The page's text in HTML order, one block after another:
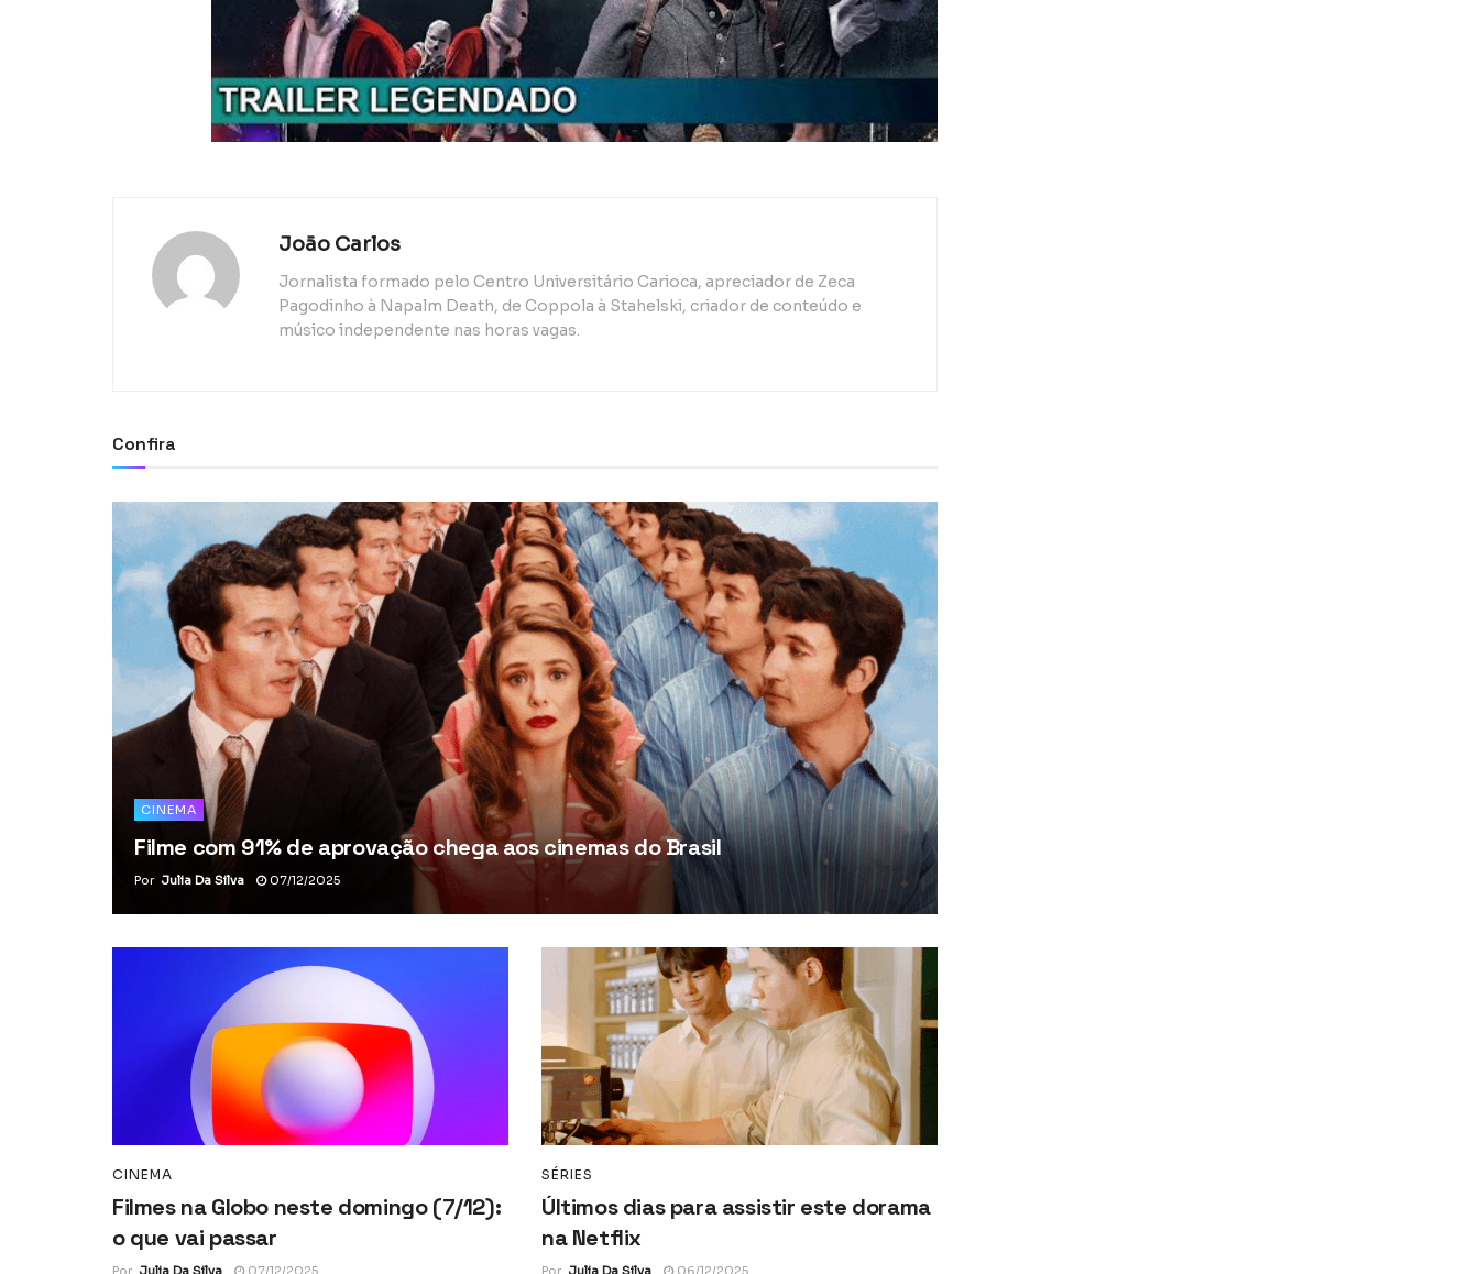
João Carlos
Jornalista formado pelo Centro Universitário Carioca, apreciador de Zeca
Pagodinho à Napalm Death, de Coppola à Stahelski, criador de conteúdo e
músico independente nas horas vagas.
Confira
CINEMA
Filme com 91% de aprovação chega aos cinemas do Brasil
Por Julia Da Silva 07/12/2025
CINEMA
Filmes na Globo neste domingo (7/12):
o que vai passar
SÉRIES
Últimos dias para assistir este dorama
na Netflix